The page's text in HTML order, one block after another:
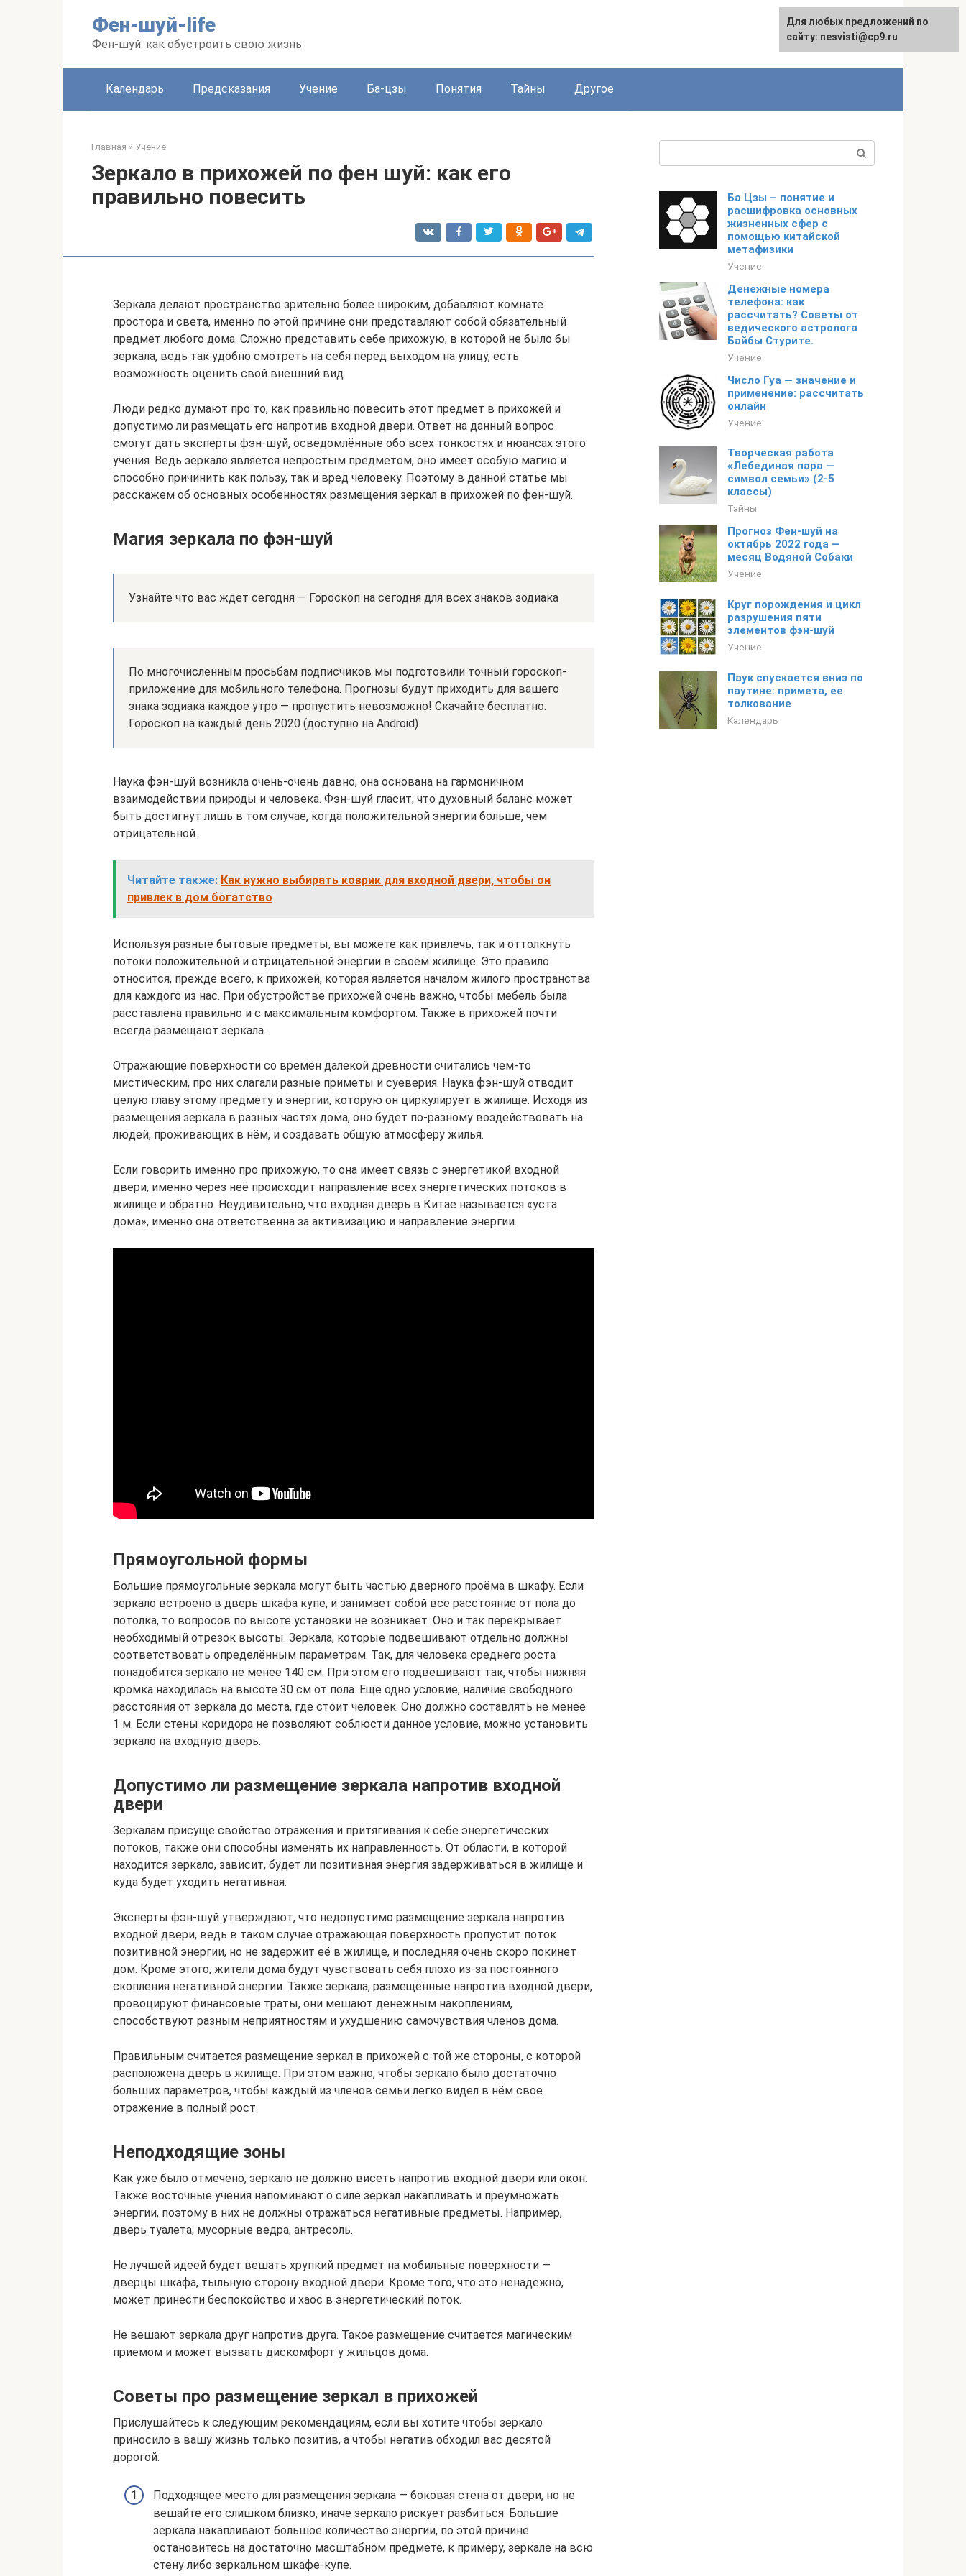
Фен-шуй-life
Фен-шуй: как обустроить свою жизнь
Календарь Предсказания Учение Ба-цзы Понятия Тайны Другое
Главная » Учение
Зеркало в прихожей по фен шуй: как его
правильно повесить
Зеркала делают пространство зрительно более широким, добавляют комнате
простора и света, именно по этой причине они представляют собой обязательный
предмет любого дома. Сложно представить себе прихожую, в которой не было бы
зеркала, ведь так удобно смотреть на себя перед выходом на улицу, есть
возможность оценить свой внешний вид.
Люди редко думают про то, как правильно повесить этот предмет в прихожей и
допустимо ли размещать его напротив входной двери. Ответ на данный вопрос
смогут дать эксперты фэн-шуй, осведомлённые обо всех тонкостях и нюансах этого
учения. Ведь зеркало является непростым предметом, оно имеет особую магию и
способно причинить как пользу, так и вред человеку. Поэтому в данной статье мы
расскажем об основных особенностях размещения зеркал в прихожей по фен-шуй.
Магия зеркала по фэн-шуй
Узнайте что вас ждет сегодня — Гороскоп на сегодня для всех знаков зодиака
По многочисленным просьбам подписчиков мы подготовили точный гороскоп-
приложение для мобильного телефона. Прогнозы будут приходить для вашего
знака зодиака каждое утро — пропустить невозможно! Скачайте бесплатно:
Гороскоп на каждый день 2020 (доступно на Android)
Наука фэн-шуй возникла очень-очень давно, она основана на гармоничном
взаимодействии природы и человека. Фэн-шуй гласит, что духовный баланс может
быть достигнут лишь в том случае, когда положительной энергии больше, чем
отрицательной.
Читайте также: Как нужно выбирать коврик для входной двери, чтобы он
привлек в дом богатство
Используя разные бытовые предметы, вы можете как привлечь, так и оттолкнуть
потоки положительной и отрицательной энергии в своём жилище. Это правило
относится, прежде всего, к прихожей, которая является началом жилого пространства
для каждого из нас. При обустройстве прихожей очень важно, чтобы мебель была
расставлена правильно и с максимальным комфортом. Также в прихожей почти
всегда размещают зеркала.
Отражающие поверхности со времён далекой древности считались чем-то
мистическим, про них слагали разные приметы и суеверия. Наука фэн-шуй отводит
целую главу этому предмету и энергии, которую он циркулирует в жилище. Исходя из
размещения зеркала в разных частях дома, оно будет по-разному воздействовать на
людей, проживающих в нём, и создавать общую атмосферу жилья.
Если говорить именно про прихожую, то она имеет связь с энергетикой входной
двери, именно через неё происходит направление всех энергетических потоков в
жилище и обратно. Неудивительно, что входная дверь в Китае называется «уста
дома», именно она ответственна за активизацию и направление энергии.
Прямоугольной формы
Большие прямоугольные зеркала могут быть частью дверного проёма в шкафу. Если
зеркало встроено в дверь шкафа купе, и занимает собой всё расстояние от пола до
потолка, то вопросов по высоте установки не возникает. Оно и так перекрывает
необходимый отрезок высоты. Зеркала, которые подвешивают отдельно должны
соответствовать определённым параметрам. Так, для человека среднего роста
понадобится зеркало не менее 140 см. При этом его подвешивают так, чтобы нижняя
кромка находилась на высоте 30 см от пола. Ещё одно условие, наличие свободного
расстояния от зеркала до места, где стоит человек. Оно должно составлять не менее
1 м. Если стены коридора не позволяют соблюсти данное условие, можно установить
зеркало на входную дверь.
Допустимо ли размещение зеркала напротив входной
двери
Зеркалам присуще свойство отражения и притягивания к себе энергетических
потоков, также они способны изменять их направленность. От области, в которой
находится зеркало, зависит, будет ли позитивная энергия задерживаться в жилище и
куда будет уходить негативная.
Эксперты фэн-шуй утверждают, что недопустимо размещение зеркала напротив
входной двери, ведь в таком случае отражающая поверхность пропустит поток
позитивной энергии, но не задержит её в жилище, и последняя очень скоро покинет
дом. Кроме этого, жители дома будут чувствовать себя плохо из-за постоянного
скопления негативной энергии. Также зеркала, размещённые напротив входной двери,
провоцируют финансовые траты, они мешают денежным накоплениям,
способствуют разным неприятностям и ухудшению самочувствия членов дома.
Правильным считается размещение зеркал в прихожей с той же стороны, с которой
расположена дверь в жилище. При этом важно, чтобы зеркало было достаточно
больших параметров, чтобы каждый из членов семьи легко видел в нём свое
отражение в полный рост.
Неподходящие зоны
Как уже было отмечено, зеркало не должно висеть напротив входной двери или окон.
Также восточные учения напоминают о силе зеркал накапливать и преумножать
энергии, поэтому в них не должны отражаться негативные предметы. Например,
дверь туалета, мусорные ведра, антресоль.
Не лучшей идеей будет вешать хрупкий предмет на мобильные поверхности —
дверцы шкафа, тыльную сторону входной двери. Кроме того, что это ненадежно,
может принести беспокойство и хаос в энергетический поток.
Не вешают зеркала друг напротив друга. Такое размещение считается магическим
приемом и может вызвать дискомфорт у жильцов дома.
Советы про размещение зеркал в прихожей
Прислушайтесь к следующим рекомендациям, если вы хотите чтобы зеркало
приносило в вашу жизнь только позитив, а чтобы негатив обходил вас десятой
дорогой:
Подходящее место для размещения зеркала — боковая стена от двери, но не
вешайте его слишком близко, иначе зеркало рискует разбиться. Большие
зеркала накапливают большое количество энергии, по этой причине
остановитесь на достаточно масштабном предмете, к примеру, зеркале на всю
стену либо зеркальном шкафе-купе.
Ба Цзы – понятие и
расшифровка основных
жизненных сфер с
помощью китайской
метафизики
Учение
Денежные номера
телефона: как
рассчитать? Советы от
ведического астролога
Байбы Стурите.
Учение
Число Гуа — значение и
применение: рассчитать
онлайн
Учение
Творческая работа
«Лебединая пара —
символ семьи» (2-5
классы)
Тайны
Прогноз Фен-шуй на
октябрь 2022 года —
месяц Водяной Собаки
Учение
Круг порождения и цикл
разрушения пяти
элементов фэн-шуй
Учение
Паук спускается вниз по
паутине: примета, ее
толкование
Календарь
Для любых предложений по
сайту: nesvisti@cp9.ru